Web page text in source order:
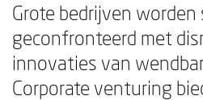
Grote bedrijven
geconfronteerd met
innovaties van
Corporate venturing